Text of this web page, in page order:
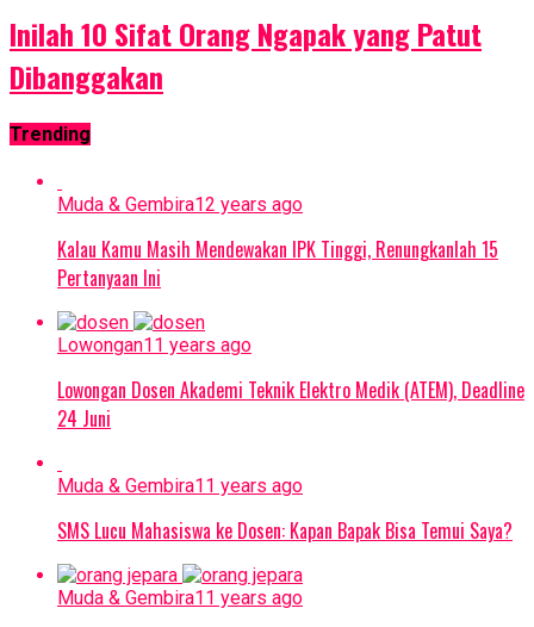
Inilah 10 Sifat Orang Ngapak yang Patut
Dibanggakan
Trending
Muda & Gembira12 years ago
Kalau Kamu Masih Mendewakan IPK Tinggi, Renungkanlah 15
Pertanyaan Ini
Lowongan11 years ago
Lowongan Dosen Akademi Teknik Elektro Medik (ATEM), Deadline
24 Juni
Muda & Gembira11 years ago
SMS Lucu Mahasiswa ke Dosen: Kapan Bapak Bisa Temui Saya?
Muda & Gembira11 years ago